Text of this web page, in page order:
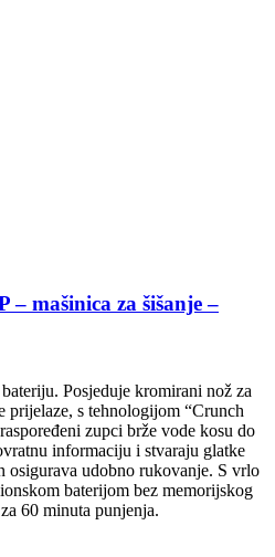
mašinica za šišanje –
Posjeduje kromirani nož za
prijelaze, s tehnologijom “Crunch
zupci brže vode kosu do
informaciju i stvaraju glatke
osigurava udobno rukovanje. S vrlo
baterijom bez memorijskog
60 minuta punjenja.